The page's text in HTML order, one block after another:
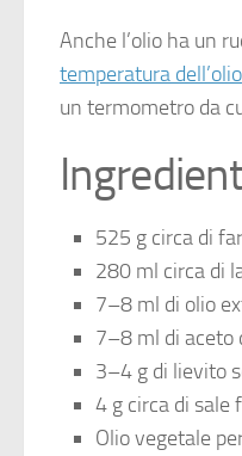
Anche l’olio ha un
temperatura dell’olio
un termometro da
525 g circa di
280 ml circa di
7–8 ml di olio
7–8 ml di aceto
3–4 g di lievito
4 g circa di sale
Olio vegetale